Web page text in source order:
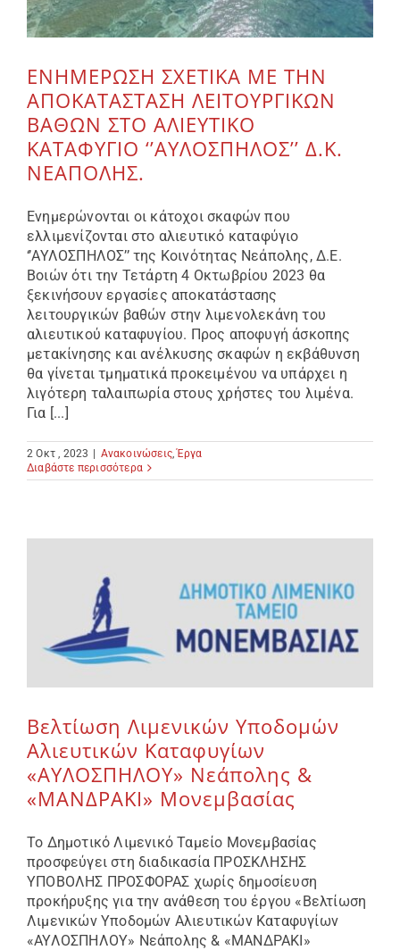
ΕΝΗΜΕΡΩΣΗ ΣΧΕΤΙΚΑ ΜΕ ΤΗΝ
ΑΠΟΚΑΤΑΣΤΑΣΗ ΛΕΙΤΟΥΡΓΙΚΩΝ
ΒΑΘΩΝ ΣΤΟ ΑΛΙΕΥΤΙΚΟ
ΚΑΤΑΦΥΓΙΟ ‘’ΑΥΛΟΣΠΗΛΟΣ’’ Δ.Κ.
ΝΕΑΠΟΛΗΣ.
Ενημερώνονται οι κάτοχοι σκαφών που
ελλιμενίζονται στο αλιευτικό καταφύγιο
‘’ΑΥΛΟΣΠΗΛΟΣ’’ της Κοινότητας Νεάπολης, Δ.Ε.
Βοιών ότι την Τετάρτη 4 Οκτωβρίου 2023 θα
ξεκινήσουν εργασίες αποκατάστασης
λειτουργικών βαθών στην λιμενολεκάνη του
αλιευτικού καταφυγίου. Προς αποφυγή άσκοπης
μετακίνησης και ανέλκυσης σκαφών η εκβάθυνση
θα γίνεται τμηματικά προκειμένου να υπάρχει η
λιγότερη ταλαιπωρία στους χρήστες του λιμένα.
Για [...]
2 Οκτ , 2023 | Ανακοινώσεις ,Έργα
Διαβάστε περισσότερα
Βελτίωση Λιμενικών Υποδομών
Αλιευτικών Καταφυγίων
«ΑΥΛΟΣΠΗΛΟΥ» Νεάπολης &
«ΜΑΝΔΡΑΚΙ» Μονεμβασίας
Το Δημοτικό Λιμενικό Ταμείο Μονεμβασίας
προσφεύγει στη διαδικασία ΠΡΟΣΚΛΗΣΗΣ
ΥΠΟΒΟΛΗΣ ΠΡΟΣΦΟΡΑΣ χωρίς δημοσίευση
προκήρυξης για την ανάθεση του έργου «Βελτίωση
Λιμενικών Υποδομών Αλιευτικών Καταφυγίων
«ΑΥΛΟΣΠΗΛΟΥ» Νεάπολης & «ΜΑΝΔΡΑΚΙ»